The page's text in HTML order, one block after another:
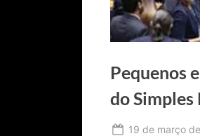
Pequenos
do Simples
Posted
19 de março